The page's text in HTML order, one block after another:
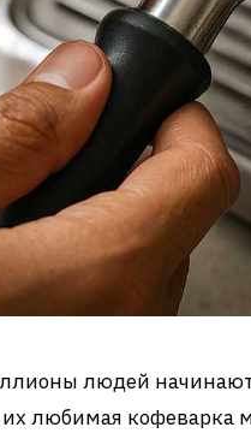
людей
их любимая кофеварка